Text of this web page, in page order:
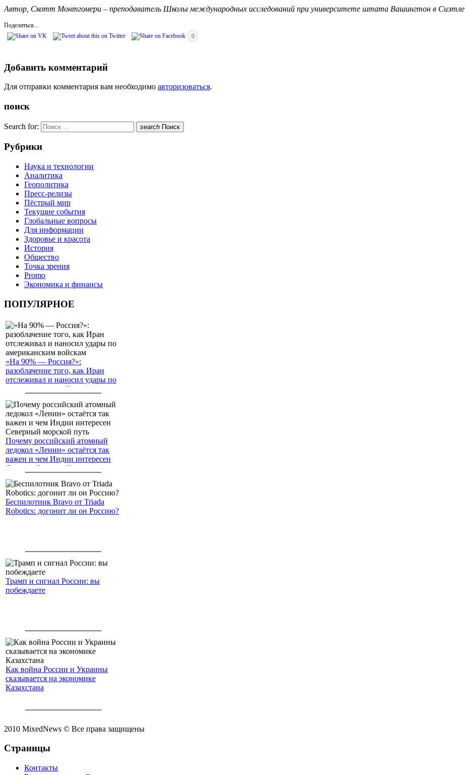
Автор, Скотт Монтгомери – преподаватель Школы международных исследований при университете штата Вашингтон в Сиэтле
Поделиться...
0
Добавить комментарий
Для отправки комментария вам необходимо авторизоваться.
поиск
Search for: search Поиск
Рубрики
Наука и технологии
Аналитика
Геополитика
Пресс-релизы
Пёстрый мир
Текущие события
Глобальные вопросы
Для информации
Здоровье и красота
История
Общество
Точка зрения
Promo
Экономика и финансы
ПОПУЛЯРНОЕ
«На 90% — Россия?»:
разоблачение того, как Иран
отслеживал и наносил удары по
американским войскам
Почему российский атомный
ледокол «Ленин» остаётся так
важен и чем Индии интересен
Северный морской путь
Беспилотник Bravo от Triada
Robotics: догонит ли он Россию?
Трамп и сигнал России: вы
побеждаете
Как война России и Украины
сказывается на экономике
Казахстана
2010 MixedNews © Все права защищены
Страницы
Контакты